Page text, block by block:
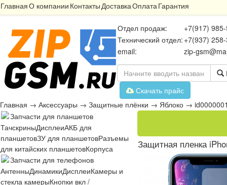
ГлавнаяО компании КонтактыДоставкаОплатаГарантия
Отдел продаж:
+7(917)
Технический отдел: +7(937)
email:
zip-
Скачать прайс
Главная → Аксессуары → Защитные плёнки → Яблоко →
Запчасти для планшетов
ТачскриныДисплеиАКБ для
планшетовЗУ для планшетовРазъемы
для китайских планшетовКорпуса
Запчасти для телефонов
АнтенныДинамикиДисплеиКамеры и
стекла камерыКнопки вкл /
Защитная пленка